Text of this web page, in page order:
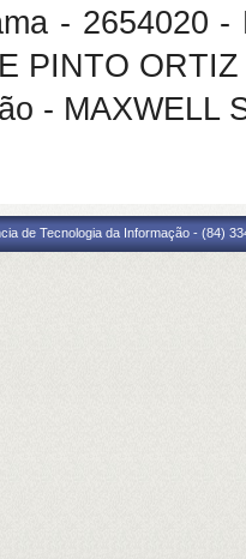
- 2654020
PINTO
- MAXWELL
de Tecnologia da Informação - (84)